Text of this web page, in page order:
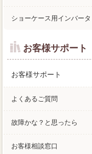
ショーケース用インバータ
お客様サポート
お客様サポート
よくあるご質問
故障かな？と思ったら
お客様相談窓口